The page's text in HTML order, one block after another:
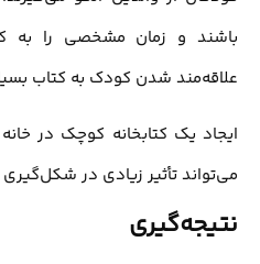
باشند و زمان مشخصی را به
علاقه‌مند شدن کودک به کتاب
ایجاد یک کتابخانه کوچک در
می‌تواند تأثیر زیادی در
نتیجه‌گیری